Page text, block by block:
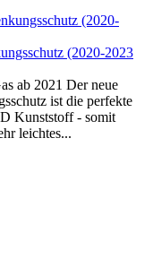
(2020-2023
ab 2021 Der neue
ist die perfekte
Kunststoff - somit
leichtes...